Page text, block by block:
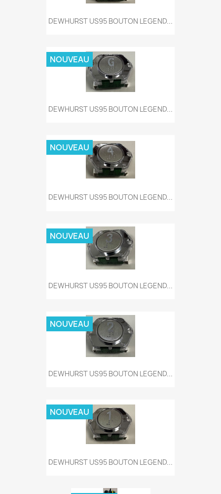
DEWHURST US95 BOUTON LEGEND...
DEWHURST US95 BOUTON LEGEND...
NOUVEAU
DEWHURST US95 BOUTON LEGEND...
NOUVEAU
DEWHURST US95 BOUTON LEGEND...
NOUVEAU
DEWHURST US95 BOUTON LEGEND...
NOUVEAU
DEWHURST US95 BOUTON LEGEND...
NOUVEAU